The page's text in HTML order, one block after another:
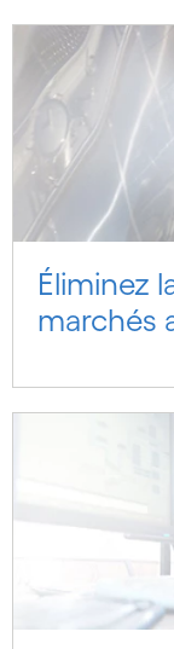
Éliminez
marchés